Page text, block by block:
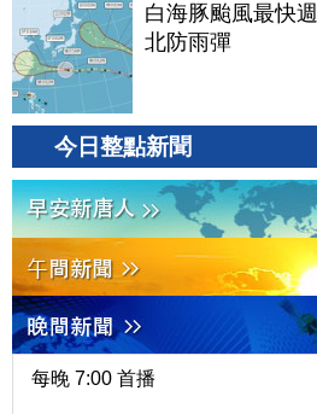
白海豚颱風最快
北防雨彈
今日整點新聞
每晚 7:00 首播